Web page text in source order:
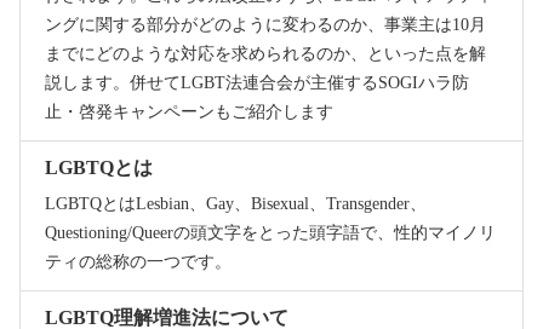
ングに関する部分がどのように変わるのか、事業主は10月
までにどのような対応を求められるのか、といった点を解
説します。併せてLGBT法連合会が主催するSOGIハラ防
止・啓発キャンペーンもご紹介します
LGBTQとは
LGBTQとはLesbian、Gay、Bisexual、Transgender、
Questioning/Queerの頭文字をとった頭字語で、性的マイノリ
ティの総称の一つです。
LGBTQ理解増進法について